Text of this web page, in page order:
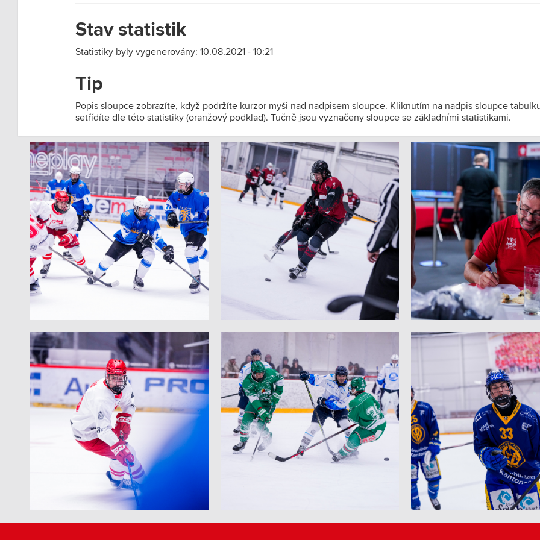
Stav statistik
Statistiky byly vygenerovány: 10.08.2021 - 10:21
Tip
Popis sloupce zobrazíte, když podržíte kurzor myši nad nadpisem sloupce. Kliknutím na nadpis sloupce
setřídíte dle této statistiky (oranžový podklad). Tučně jsou vyznačeny sloupce se základními statistikami.